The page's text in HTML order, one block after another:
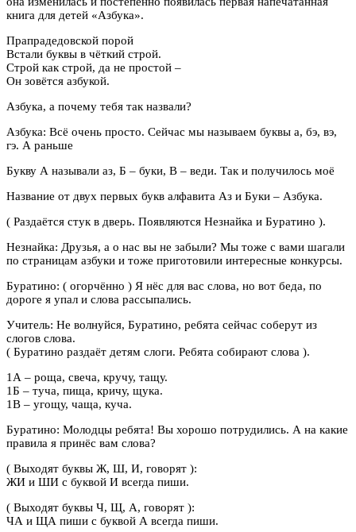
книга для детей «Азбука».
Прапрадедовской порой
Встали буквы в чёткий строй.
Строй как строй, да не простой –
Он зовётся азбукой.
Азбука, а почему тебя так назвали?
Азбука: Всё очень просто. Сейчас мы называем буквы а, бэ, вэ,
гэ. А раньше
Букву А называли аз, Б – буки, В – веди. Так и получилось моё
Название от двух первых букв алфавита Аз и Буки – Азбука.
( Раздаётся стук в дверь. Появляются Незнайка и Буратино ).
Незнайка: Друзья, а о нас вы не забыли? Мы тоже с вами шагали
по страницам азбуки и тоже приготовили интересные конкурсы.
Буратино: ( огорчённо ) Я нёс для вас слова, но вот беда, по
дороге я упал и слова рассыпались.
Учитель: Не волнуйся, Буратино, ребята сейчас соберут из
слогов слова.
( Буратино раздаёт детям слоги. Ребята собирают слова ).
1А – роща, свеча, кручу, тащу.
1Б – туча, пища, кричу, щука.
1В – угощу, чаща, куча.
Буратино: Молодцы ребята! Вы хорошо потрудились. А на какие
правила я принёс вам слова?
( Выходят буквы Ж, Ш, И, говорят ):
ЖИ и ШИ с буквой И всегда пиши.
( Выходят буквы Ч, Щ, А, говорят ):
ЧА и ЩА пиши с буквой А всегда пиши.